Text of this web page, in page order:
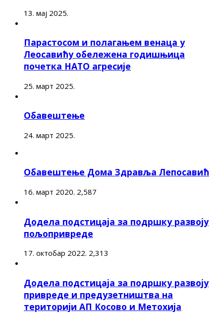
13. мај 2025.
Парастосом и полагањем венаца у
Леосавићу обележена годишњица
почетка НАТО агресије
25. март 2025.
Обавештење
24. март 2025.
Обавештење Дома Здравља Лепосавић
16. март 2020. 2,587
Додела подстицаја за подршку развоју
пољопривреде
17. октобар 2022. 2,313
Додела подстицаја за подршку развоју
привреде и предузетништва на
територији АП Косово и Метохија